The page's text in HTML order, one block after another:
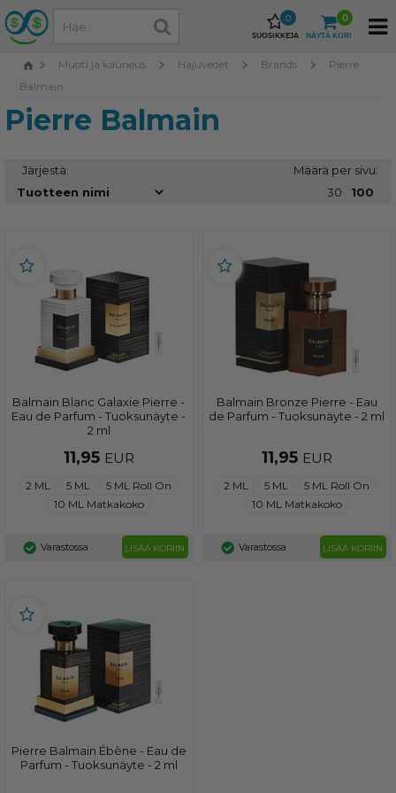
SUOSIKKEJA
0
NÄYTÄ KORI
0
Muoti ja kauneus Hajuvedet Brands
Pierre
Balmain
Pierre Balmain
Järjestä:
Määrä per sivu:
30
100
Balmain Blanc Galaxie Pierre -
Eau de Parfum - Tuoksunäyte -
2 ml
11,95 EUR
2 ML 5 ML
5 ML Roll On
10 ML Matkakoko
Varastossa LISÄÄ KORIIN
Balmain Bronze Pierre - Eau
de Parfum - Tuoksunäyte - 2 ml
11,95 EUR
2 ML 5 ML
5 ML Roll On
10 ML Matkakoko
Varastossa LISÄÄ KORIIN
Pierre Balmain Ébène - Eau de
Parfum - Tuoksunäyte - 2 ml